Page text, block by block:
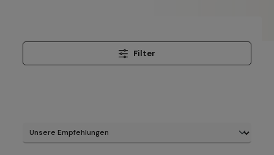
Filter